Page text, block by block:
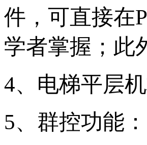
件，可直接在
学者掌握；此
4、电梯平层
5、群控功能